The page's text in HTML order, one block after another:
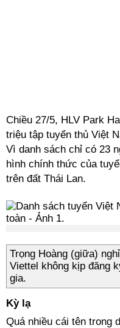
Chiều 27/5, HLV Park
triệu tập tuyển thủ Việt
Vì danh sách chỉ có 23
hình chính thức của
trên đất Thái Lan.
Trọng Hoàng (giữa)
Viettel không kịp đăng
gia.
Kỳ lạ
Quá nhiều cái tên trong